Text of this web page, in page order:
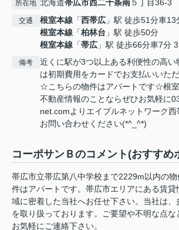
所在地 北海道帯広市西二十条南５丁目36-3
交通 根室本線 「西帯広 」駅 徒歩51分車13
根室本線 「柏林台 」駅 徒歩50分
根室本線 「帯広 」駅 徒歩66分車7分
備考
近くに駅が3つ以上ある利便性の高
は初期費用をカードでお支払いいた
☆こちらの物件はアパートです☆根
不動産情報のことならぜひお気軽に
net.comよりエイブルネットワーク
お問い合わせください(*^_^*)
コーポサンＢのコメント(おすすめ
帯広市立帯広第八中学校まで2229m以内の
件はアパートです。帯広市エリアにある賃
域に密着した当社へお任せ下さい。当社は、
を取り扱っております。ご要望や不明な点な
お気軽にご連絡下さい。